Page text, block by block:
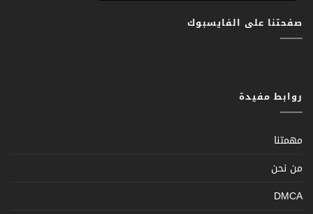
صفحتنا على الفايسبوك
روابط مفيدة
مهمتنا
من نحن
DMCA